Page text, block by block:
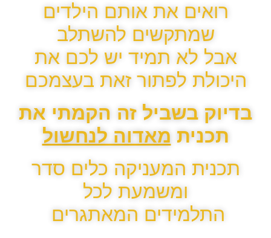
רואים את אותם הילדים
שמתקשים להשתלב
אבל לא תמיד יש לכם את
היכולת לפתור זאת בעצמכם
בדיוק בשביל זה הקמתי את
תכנית מאדוה לנחשול
תכנית המעניקה כלים סדר
ומשמעת לכל
התלמידים המאתגרים